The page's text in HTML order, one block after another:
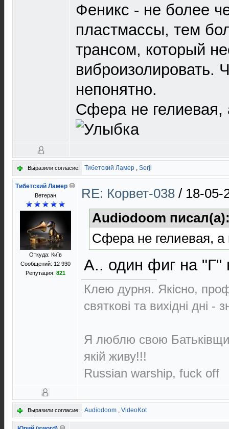
Феникс - не более
пластмассы, тем
трансом, который
виброизолировать.
непонятно.
Сфера не гелиевая,
Выразили согласие: Тибетский Ламер , Serji
Тибетский Ламер
Ветеран
Откуда: Київ
Сообщений: 12 930
Репутация: 821
RE: Корвет-038 / 18-05-
Audiodoom
Сфера не гелиевая, а
А.. один фиг на "Г"
Клею дурня. Якісно,
святкові та вихідні дні -
Я люблю свою
якій живу!!!
Russian warship, fuck off
Выразили согласие: Audiodoom , VideoKot